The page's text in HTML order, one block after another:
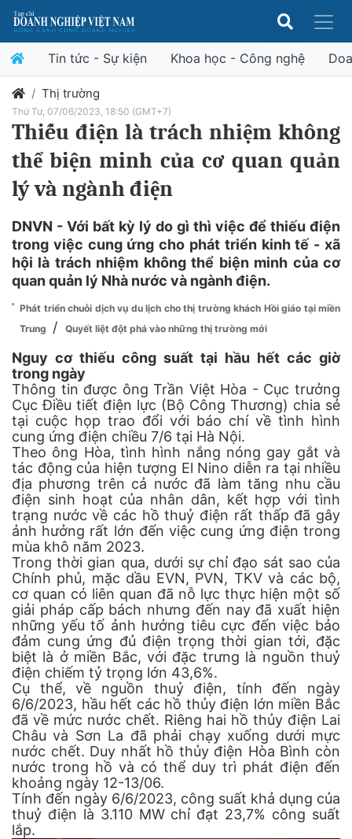
Tin tức - Sự kiện Khoa học - Công nghệ
Thị trường
Thứ Tư, 07/06/2023, 18:50 (GMT+7)
Thiếu điện là trách nhiệm không
thể biện minh của cơ quan quản
lý và ngành điện
DNVN - Với bất kỳ lý do gì thì việc để thiếu điện
trong việc cung ứng cho phát triển kinh tế - xã
hội là trách nhiệm không thể biện minh của cơ
quan quản lý Nhà nước và ngành điện.
Phát triển chuỗi dịch vụ du lịch cho thị trường khách Hồi giáo tại miền
Trung
/ Quyết liệt đột phá vào những thị trường mới
Nguy cơ thiếu công suất tại hầu hết các giờ
trong ngày
Thông tin được ông Trần Việt Hòa - Cục trưởng
Cục Điều tiết điện lực (Bộ Công Thương) chia sẻ
tại cuộc họp trao đổi với báo chí về tình hình
cung ứng điện chiều 7/6 tại Hà Nội.
Theo ông Hòa, tình hình nắng nóng gay gắt và
tác động của hiện tượng El Nino diễn ra tại nhiều
địa phương trên cả nước đã làm tăng nhu cầu
điện sinh hoạt của nhân dân, kết hợp với tình
trạng nước về các hồ thuỷ điện rất thấp đã gây
ảnh hưởng rất lớn đến việc cung ứng điện trong
mùa khô năm 2023.
Trong thời gian qua, dưới sự chỉ đạo sát sao của
Chính phủ, mặc dầu EVN, PVN, TKV và các bộ,
cơ quan có liên quan đã nỗ lực thực hiện một số
giải pháp cấp bách nhưng đến nay đã xuất hiện
những yếu tố ảnh hưởng tiêu cực đến việc bảo
đảm cung ứng đủ điện trọng thời gian tới, đặc
biệt là ở miền Bắc, với đặc trưng là nguồn thuỷ
điện chiếm tỷ trọng lớn 43,6%.
Cụ thể, về nguồn thuỷ điện, tính đến ngày
6/6/2023, hầu hết các hồ thủy điện lớn miền Bắc
đã về mức nước chết. Riêng hai hồ thủy điện Lai
Châu và Sơn La đã phải chạy xuống dưới mực
nước chết. Duy nhất hồ thủy điện Hòa Bình còn
nước trong hồ và có thể duy trì phát điện đến
khoảng ngày 12-13/06.
Tính đến ngày 6/6/2023, công suất khả dụng của
thuỷ điện là 3.110 MW chỉ đạt 23,7% công suất
lắp.